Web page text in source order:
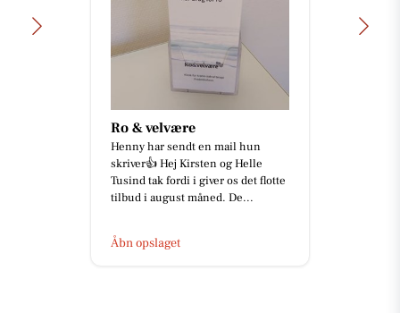
Ro & velvære
Henny har sendt en mail hun
skriver👍 Hej Kirsten og Helle
Tusind tak fordi i giver os det flotte
tilbud i august måned. De...
Åbn opslaget